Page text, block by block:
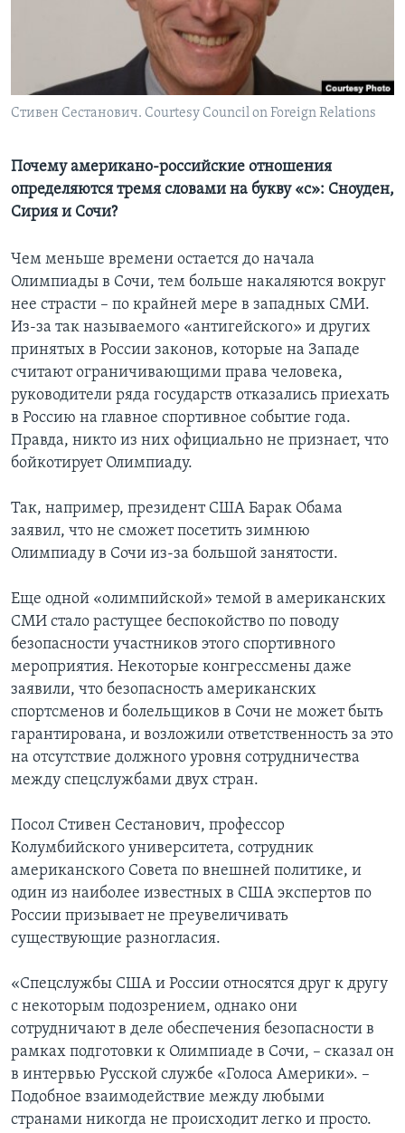
СОЦИАЛЬНЫЕ СЕТИ
Языки
Стивен Сестанович. Courtesy Council on Foreign Relations
Почему американо-российские отношения
определяются тремя словами на букву «с»: Сноуден,
Сирия и Сочи?
Чем меньше времени остается до начала
Олимпиады в Сочи, тем больше накаляются вокруг
нее страсти – по крайней мере в западных СМИ.
Из-за так называемого «антигейского» и других
принятых в России законов, которые на Западе
считают ограничивающими права человека,
руководители ряда государств отказались приехать
в Россию на главное спортивное событие года.
Правда, никто из них официально не признает, что
бойкотирует Олимпиаду.
Так, например, президент США Барак Обама
заявил, что не сможет посетить зимнюю
Олимпиаду в Сочи из-за большой занятости.
Еще одной «олимпийской» темой в американских
СМИ стало растущее беспокойство по поводу
безопасности участников этого спортивного
мероприятия. Некоторые конгрессмены даже
заявили, что безопасность американских
спортсменов и болельщиков в Сочи не может быть
гарантирована, и возложили ответственность за это
на отсутствие должного уровня сотрудничества
между спецслужбами двух стран.
Посол Стивен Сестанович, профессор
Колумбийского университета, сотрудник
американского Совета по внешней политике, и
один из наиболее известных в США экспертов по
России призывает не преувеличивать
существующие разногласия.
«Спецслужбы США и России относятся друг к другу
с некоторым подозрением, однако они
сотрудничают в деле обеспечения безопасности в
рамках подготовки к Олимпиаде в Сочи, – сказал он
в интервью Русской службе «Голоса Америки». –
Подобное взаимодействие между любыми
странами никогда не происходит легко и просто.